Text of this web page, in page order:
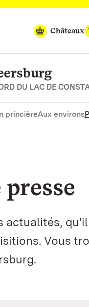
Châteaux
DU LAC DE
princièreAux environs
Vous